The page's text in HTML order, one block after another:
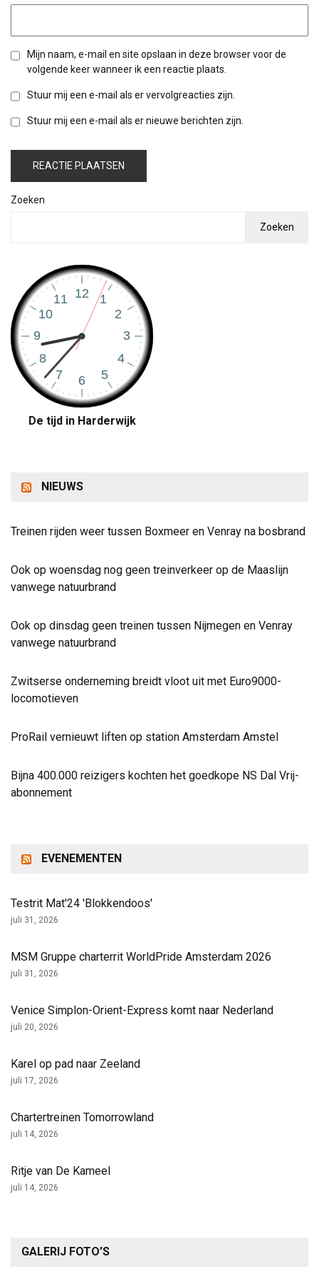
Mijn naam, e-mail en site opslaan in deze browser voor de
volgende keer wanneer ik een reactie plaats.
Stuur mij een e-mail als er vervolgreacties zijn.
Stuur mij een e-mail als er nieuwe berichten zijn.
Zoeken
Zoeken
De tijd in Harderwijk
NIEUWS
Treinen rijden weer tussen Boxmeer en Venray na bosbrand
Ook op woensdag nog geen treinverkeer op de Maaslijn
vanwege natuurbrand
Ook op dinsdag geen treinen tussen Nijmegen en Venray
vanwege natuurbrand
Zwitserse onderneming breidt vloot uit met Euro9000-
locomotieven
ProRail vernieuwt liften op station Amsterdam Amstel
Bijna 400.000 reizigers kochten het goedkope NS Dal Vrij-
abonnement
EVENEMENTEN
Testrit Mat'24 'Blokkendoos'
juli 31, 2026
MSM Gruppe charterrit WorldPride Amsterdam 2026
juli 31, 2026
Venice Simplon-Orient-Express komt naar Nederland
juli 20, 2026
Karel op pad naar Zeeland
juli 17, 2026
Chartertreinen Tomorrowland
juli 14, 2026
Ritje van De Kameel
juli 14, 2026
GALERIJ FOTO’S